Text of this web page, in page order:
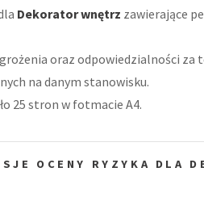
Dekorator wnętrz zawierające
oraz odpowiedzialności za
na danym stanowisku.
25 stron w fotmacie A4.
OCENY RYZYKA DLA